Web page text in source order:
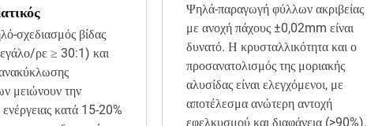
σχεδιασμός βίδας
ρε ≥ 30:1) και
μειώνουν την
κατά 15-20%
Ψηλά-παραγωγή φύλλων ακριβείας
με ανοχή πάχους ±0,02mm είναι
δυνατό. Η κρυσταλλικότητα και ο
προσανατολισμός της μοριακής
αλυσίδας είναι ελεγχόμενοι, με
αποτέλεσμα ανώτερη αντοχή
εφελκυσμού και διαφάνεια (>90%).